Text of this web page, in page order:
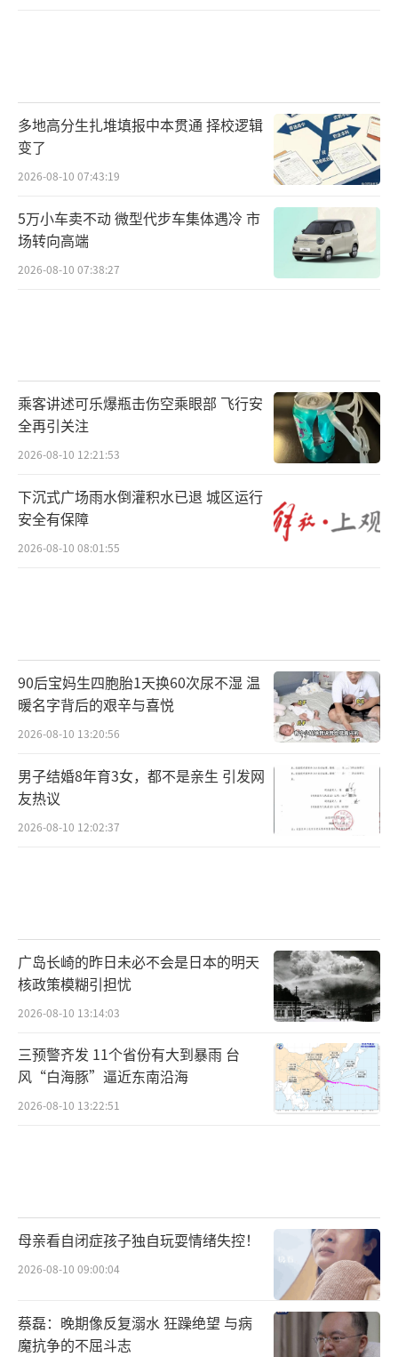
多地高分生扎堆填报中本贯通 择校逻辑
变了
2026-08-10 07:43:19
5万小车卖不动 微型代步车集体遇冷 市
场转向高端
2026-08-10 07:38:27
乘客讲述可乐爆瓶击伤空乘眼部 飞行安
全再引关注
2026-08-10 12:21:53
下沉式广场雨水倒灌积水已退 城区运行
安全有保障
2026-08-10 08:01:55
90后宝妈生四胞胎1天换60次尿不湿 温
暖名字背后的艰辛与喜悦
2026-08-10 13:20:56
男子结婚8年育3女，都不是亲生 引发网
友热议
2026-08-10 12:02:37
广岛长崎的昨日未必不会是日本的明天
核政策模糊引担忧
2026-08-10 13:14:03
三预警齐发 11个省份有大到暴雨 台
风“白海豚”逼近东南沿海
2026-08-10 13:22:51
母亲看自闭症孩子独自玩耍情绪失控！
2026-08-10 09:00:04
蔡磊：晚期像反复溺水 狂躁绝望 与病
魔抗争的不屈斗志